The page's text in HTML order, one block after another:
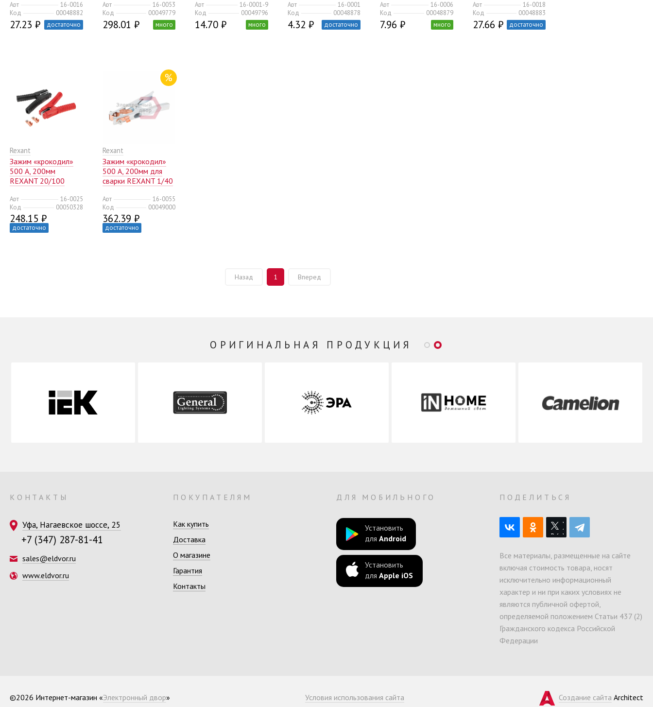
Арт
16-0016
Код
00048882
27.23 ₽ достаточно
Арт
16-0053
Код
00049779
298.01 ₽ много
Арт
16-0001-9
Код
00049796
14.70 ₽ много
Арт
16-0001
Код
00048878
4.32 ₽ достаточно
Арт
16-0006
Код
00048879
7.96 ₽ много
Арт
16-0018
Код
00048883
27.66 ₽ достаточно
Rexant
Зажим «крокодил»
500 А, 200мм
REXANT 20/100
Арт
16-0025
Код
00050328
248.15 ₽
достаточно
%
Rexant
Зажим «крокодил»
500 А, 200мм для
сварки REXANT 1/40
Арт
16-0055
Код
00049000
362.39 ₽
достаточно
Назад 1 Вперед
ОРИГИНАЛЬНАЯ ПРОДУКЦИЯ
КОНТАКТЫ
Уфа, Нагаевское шоссе, 25
+7 (347) 287-81-41
sales@eldvor.ru
www.eldvor.ru
ПОКУПАТЕЛЯМ
Как купить
Доставка
О магазине
Гарантия
Контакты
ДЛЯ МОБИЛЬНОГО
Установить
для Android
Установить
для Apple iOS
ПОДЕЛИТЬСЯ
Все материалы, размещенные на сайте
включая стоимость товара, носят
исключительно информационный
характер и ни при каких условиях не
являются публичной офертой,
определяемой положением Статьи 437 (2)
Гражданского кодекса Российской
Федерации
©2026 Интернет-магазин «Электронный двор» Условия использования сайта Создание сайта Architect